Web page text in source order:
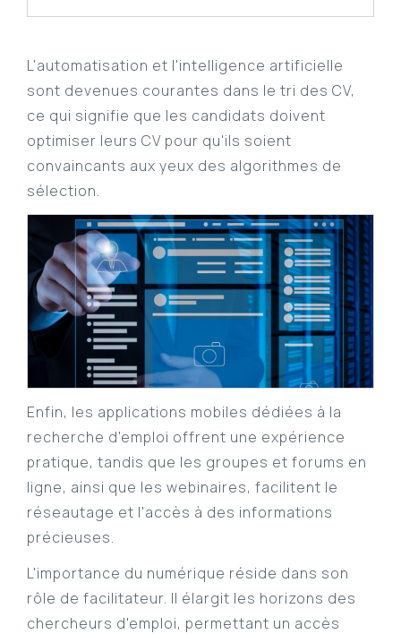
L'automatisation et l'intelligence artificielle
sont devenues courantes dans le tri des CV,
ce qui signifie que les candidats doivent
optimiser leurs CV pour qu'ils soient
convaincants aux yeux des algorithmes de
sélection.
Enfin, les applications mobiles dédiées à la
recherche d'emploi offrent une expérience
pratique, tandis que les groupes et forums en
ligne, ainsi que les webinaires, facilitent le
réseautage et l'accès à des informations
précieuses.
L'importance du numérique réside dans son
rôle de facilitateur. Il élargit les horizons des
chercheurs d'emploi, permettant un accès